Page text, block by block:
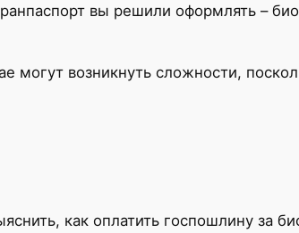
вы решили оформлять –
могут возникнуть сложности,
как оплатить госпошлину за